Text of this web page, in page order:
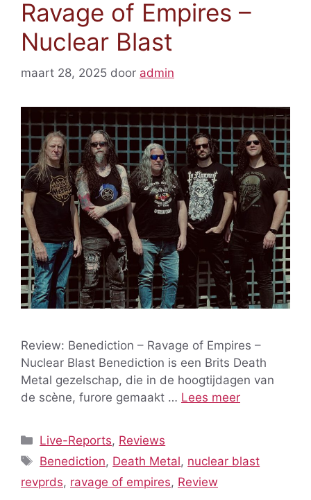
Ravage of Empires –
Nuclear Blast
maart 28, 2025 door admin
Review: Benediction – Ravage of Empires –
Nuclear Blast Benediction is een Brits Death
Metal gezelschap, die in de hoogtijdagen van
de scène, furore gemaakt … Lees meer
Categorieën
Live-Reports, Reviews
Tags
Benediction, Death Metal, nuclear blast
revprds, ravage of empires, Review